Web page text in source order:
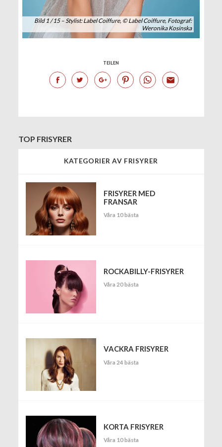
Bild 1 / 15 – Stylist: Label Coiffure, © Label Coiffure, Fotograf:
Weronika Kosinska
TEILEN
TOP FRISYRER
KATEGORIER AV FRISYRER
FRISYRER MED
FRANSAR
Våra 10 bästa
ROCKABILLY-FRISYRER
Våra 20 bästa
VACKRA FRISYRER
Våra 24 bästa
KORTA FRISYRER
Våra 10 bästa